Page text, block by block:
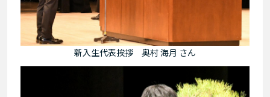
新入生代表挨拶 奥村 海月 さん